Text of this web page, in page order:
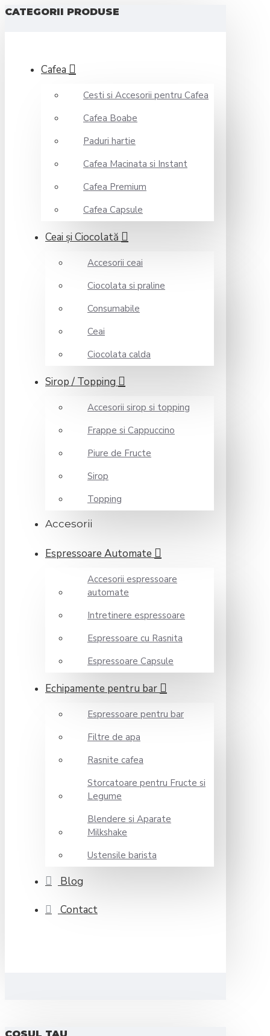
CATEGORII PRODUSE
Cafea
Cesti si Accesorii pentru Cafea
Cafea Boabe
Paduri hartie
Cafea Macinata si Instant
Cafea Premium
Cafea Capsule
Ceai şi Ciocolată
Accesorii ceai
Ciocolata si praline
Consumabile
Ceai
Ciocolata calda
Sirop / Topping
Accesorii sirop si topping
Frappe si Cappuccino
Piure de Fructe
Sirop
Topping
Accesorii
Espressoare Automate
Accesorii espressoare
automate
Intretinere espressoare
Espressoare cu Rasnita
Espressoare Capsule
Echipamente pentru bar
Espressoare pentru bar
Filtre de apa
Rasnite cafea
Storcatoare pentru Fructe si
Legume
Blendere si Aparate
Milkshake
Ustensile barista
Blog
Contact